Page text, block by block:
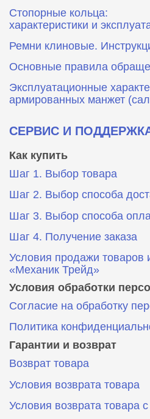
Стопорные кольца:
характеристики и
Ремни клиновые.
Основные правила
Эксплуатационные
армированных манжет
СЕРВИС И
Как купить
Шаг 1. Выбор товара
Шаг 2. Выбор способа
Шаг 3. Выбор способа
Шаг 4. Получение заказа
Условия продажи товаров
«Механик Трейд»
Условия обработки
Согласие на обработку
Политика
Гарантии и возврат
Возврат товара
Условия возврата товара
Условия возврата товара